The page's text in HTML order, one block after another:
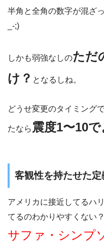
半角と全角の数字が混ざ
_-;)
しかも弱強なしのただ
け？ となるしね。
どうせ変更のタイミング
たなら 震度1〜10
客観性を持たせた定
アメリカに接近してるハ
てるのわかりやすくない？
サファ・シンプ